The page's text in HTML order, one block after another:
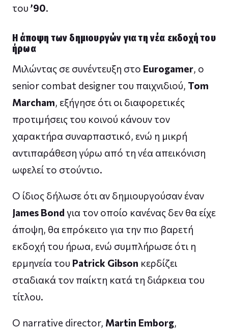
του ’90.
Η άποψη των δημιουργών για τη νέα εκδοχή του
ήρωα
Μιλώντας σε συνέντευξη στο Eurogamer, ο
senior combat designer του παιχνιδιού, Tom
Marcham, εξήγησε ότι οι διαφορετικές
προτιμήσεις του κοινού κάνουν τον
χαρακτήρα συναρπαστικό, ενώ η μικρή
αντιπαράθεση γύρω από τη νέα απεικόνιση
ωφελεί το στούντιο.
Ο ίδιος δήλωσε ότι αν δημιουργούσαν έναν
James Bond για τον οποίο κανένας δεν θα είχε
άποψη, θα επρόκειτο για την πιο βαρετή
εκδοχή του ήρωα, ενώ συμπλήρωσε ότι η
ερμηνεία του Patrick Gibson κερδίζει
σταδιακά τον παίκτη κατά τη διάρκεια του
τίτλου.
Ο narrative director, Martin Emborg,